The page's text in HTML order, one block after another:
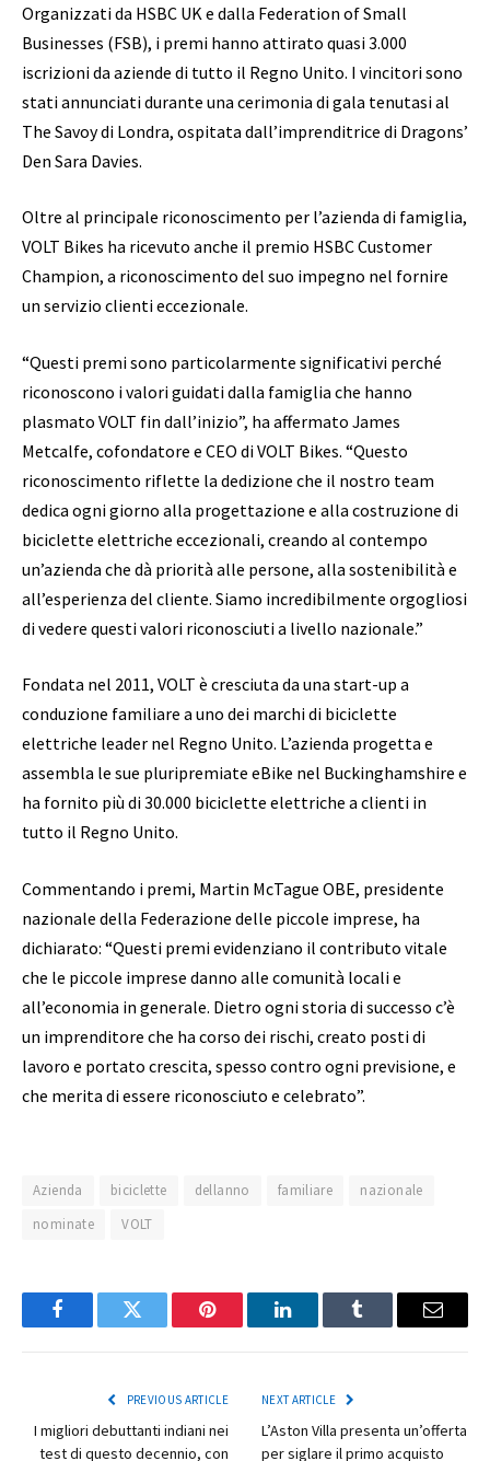
Organizzati da HSBC UK e dalla Federation of Small
Businesses (FSB), i premi hanno attirato quasi 3.000
iscrizioni da aziende di tutto il Regno Unito. I vincitori sono
stati annunciati durante una cerimonia di gala tenutasi al
The Savoy di Londra, ospitata dall’imprenditrice di Dragons’
Den Sara Davies.
Oltre al principale riconoscimento per l’azienda di famiglia,
VOLT Bikes ha ricevuto anche il premio HSBC Customer
Champion, a riconoscimento del suo impegno nel fornire
un servizio clienti eccezionale.
“Questi premi sono particolarmente significativi perché
riconoscono i valori guidati dalla famiglia che hanno
plasmato VOLT fin dall’inizio”, ha affermato James
Metcalfe, cofondatore e CEO di VOLT Bikes. “Questo
riconoscimento riflette la dedizione che il nostro team
dedica ogni giorno alla progettazione e alla costruzione di
biciclette elettriche eccezionali, creando al contempo
un’azienda che dà priorità alle persone, alla sostenibilità e
all’esperienza del cliente. Siamo incredibilmente orgogliosi
di vedere questi valori riconosciuti a livello nazionale.”
Fondata nel 2011, VOLT è cresciuta da una start-up a
conduzione familiare a uno dei marchi di biciclette
elettriche leader nel Regno Unito. L’azienda progetta e
assembla le sue pluripremiate eBike nel Buckinghamshire e
ha fornito più di 30.000 biciclette elettriche a clienti in
tutto il Regno Unito.
Commentando i premi, Martin McTague OBE, presidente
nazionale della Federazione delle piccole imprese, ha
dichiarato: “Questi premi evidenziano il contributo vitale
che le piccole imprese danno alle comunità locali e
all’economia in generale. Dietro ogni storia di successo c’è
un imprenditore che ha corso dei rischi, creato posti di
lavoro e portato crescita, spesso contro ogni previsione, e
che merita di essere riconosciuto e celebrato”.
Azienda biciclette dellanno familiare
nazionale
nominate
VOLT
FacebookTwitter Pinterest LinkedInTumblr Email
PREVIOUS ARTICLE
I migliori debuttanti indiani nei
test di questo decennio, con
NEXT ARTICLE
L’Aston Villa presenta un’offerta
per siglare il primo acquisto